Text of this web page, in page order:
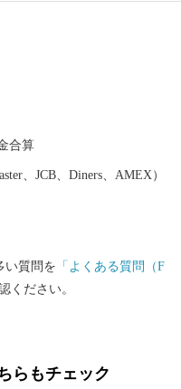
神社で繰り広げられる秋
こし、太鼓台が奉納されま
りの地に誕生した四国初
ます。十河氏の功績を紹
う観光交流センターを併
別強化センターとして、J
員会）から認定されまし
る新たなローカルファン
合算
、JCB、Diners、AMEX）
い質問を 「よくある質問（F
ください。
らもチェック